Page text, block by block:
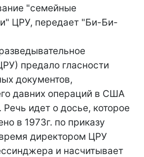
"семейные
ЦРУ, передает "Би-Би-
предало гласности
документов,
давних операций в США
Речь идет о досье, которое
в 1973г. по приказу
директором ЦРУ
и насчитывает